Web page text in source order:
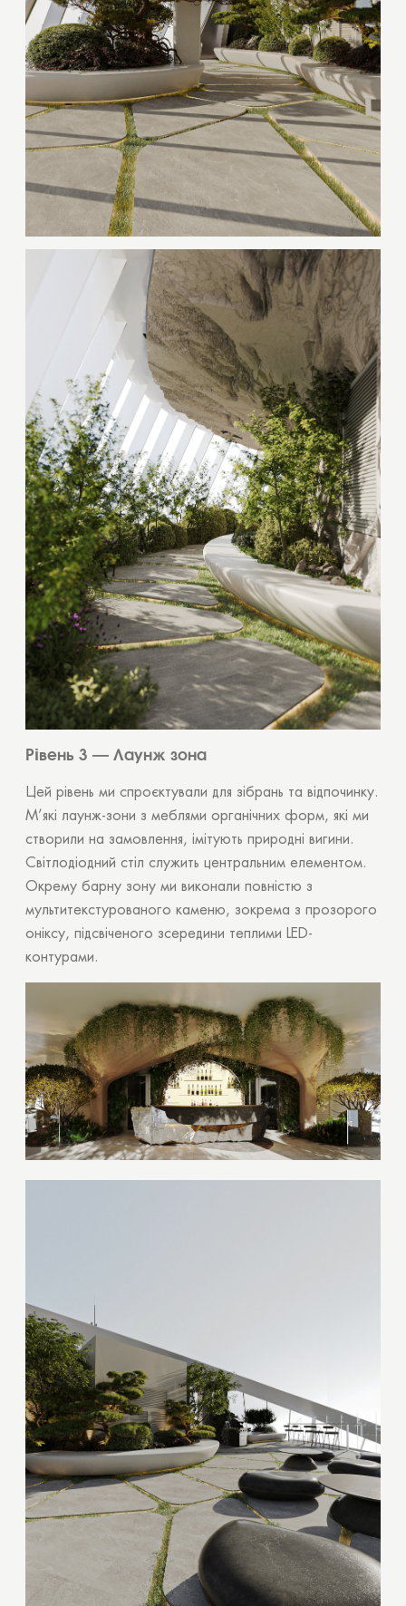
Рівень 3 — Лаунж зона
Цей рівень ми спроєктували для зібрань та відпочинку.
М’які лаунж-зони з меблями органічних форм, які ми
створили на замовлення, імітують природні вигини.
Світлодіодний стіл служить центральним елементом.
Окрему барну зону ми виконали повністю з
мультитекстурованого каменю, зокрема з прозорого
оніксу, підсвіченого зсередини теплими LED-
контурами.
Дякуємо вам!
Ваш запит на розрахунок вартості вже
надіслано. Ми зв'яжемося з вами незабаром.
OK
OK